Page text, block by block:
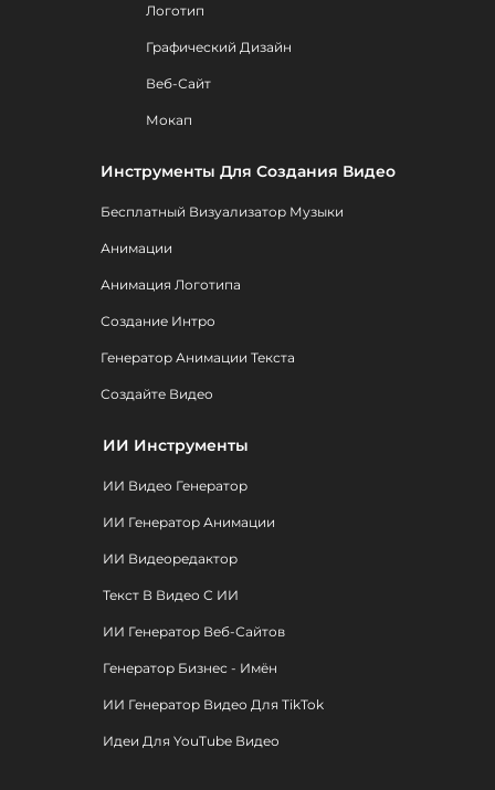
Логотип
Графический Дизайн
Веб-Сайт
Мокап
Инструменты Для Создания Видео
Бесплатный Визуализатор Музыки
Анимации
Анимация Логотипа
Создание Интро
Генератор Анимации Текста
Создайте Видео
ИИ Инструменты
ИИ Видео Генератор
ИИ Генератор Анимации
ИИ Видеоредактор
Текст В Видео С ИИ
ИИ Генератор Веб-Сайтов
Генератор Бизнес - Имён
ИИ Генератор Видео Для TikTok
Идеи Для YouTube Видео